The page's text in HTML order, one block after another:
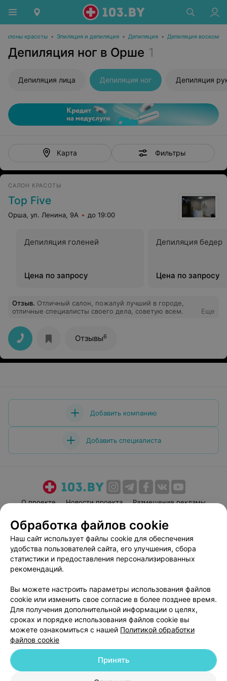
Салоны красоты • Эпиляция и депиляция • Депиляция • Депиляция воском
Депиляция ног в Орше 1
Депиляция лица Депиляция ног Депиляция
Карта Фильтры
САЛОН КРАСОТЫ
Top Five
Орша, ул. Ленина, 9А до 19:00
Депиляция голеней
Цена по запросу
Депиляция бедер
Цена по запросу
Отзыв. Отличный салон, пожалуй лучший в городе,
отличные специалисты своего дела, советую всем.
Еще
Отзывы6
Добавить компанию
Добавить специалиста
О проекте Новости проекта
Размещение рекламы
Пользовательское соглашение
Способы оплаты
Вакансии
Партнеры
Написать руководителю 103.by
Персональные настройки cookie
Обработка персональных данных
© 2026 ООО «Артокс Лаб», УНП 191700409| 220012, Республика Беларусь,
Обработка файлов cookie
Наш сайт использует файлы cookie для обеспечения
удобства пользователей сайта, его улучшения, сбора
статистики и предоставления персонализированных
рекомендаций.
Вы можете настроить параметры использования файлов
cookie или изменить свое согласие в более позднее время.
Для получения дополнительной информации о целях,
сроках и порядке использования файлов cookie вы
можете ознакомиться с нашей Политикой обработки
файлов cookie
Принять